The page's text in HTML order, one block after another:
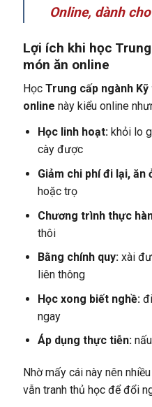
Online, dành
Lợi ích khi học
món ăn online
Học Trung cấp ngành
online này kiểu online
Học linh hoạt:khỏi lo
cày được
Giảm chi phí đi lại, ăn
hoặc trọ
Chương trình thực
thôi
Bằng chính quy:xài
liên thông
Học xong biết nghề:đi
ngay
Áp dụng thực tiễn:
Nhờ mấy cái này nên
vẫn tranh thủ học để đổi